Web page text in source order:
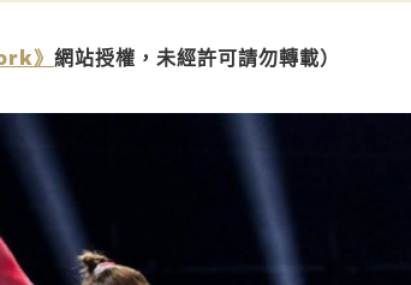
》 網站授權，未經許可請勿轉載）